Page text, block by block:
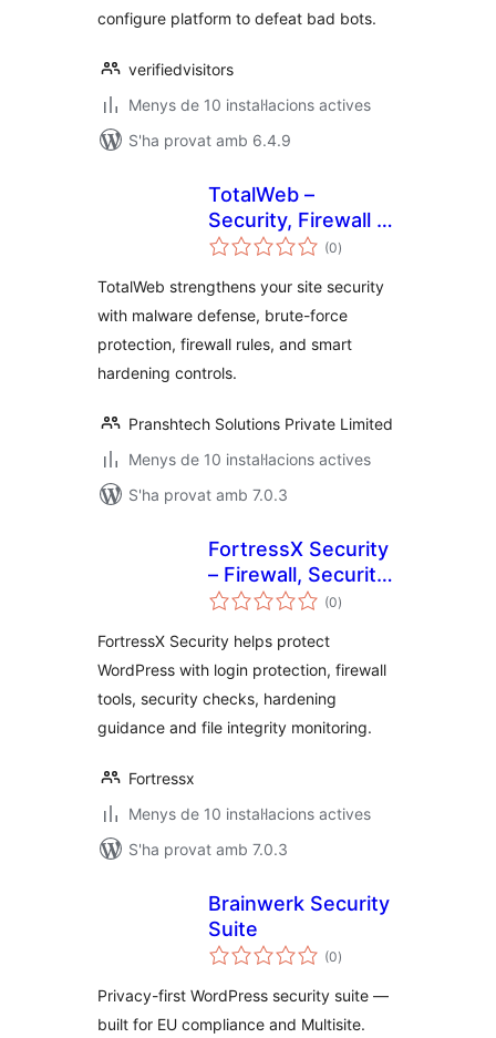
configure platform to defeat bad bots.
verifiedvisitors
Menys de 10 instal·lacions actives
S'ha provat amb 6.4.9
TotalWeb –
Security, Firewall &
Malware Scanner
(0puntuacions
totals
)
TotalWeb strengthens your site security
with malware defense, brute-force
protection, firewall rules, and smart
hardening controls.
Pranshtech Solutions Private Limited
Menys de 10 instal·lacions actives
S'ha provat amb 7.0.3
FortressX Security
– Firewall, Security
Scan & Hardening
(0puntuacions
totals
)
FortressX Security helps protect
WordPress with login protection, firewall
tools, security checks, hardening
guidance and file integrity monitoring.
Fortressx
Menys de 10 instal·lacions actives
S'ha provat amb 7.0.3
Brainwerk Security
Suite
(0puntuacions
totals
)
Privacy-first WordPress security suite —
built for EU compliance and Multisite.